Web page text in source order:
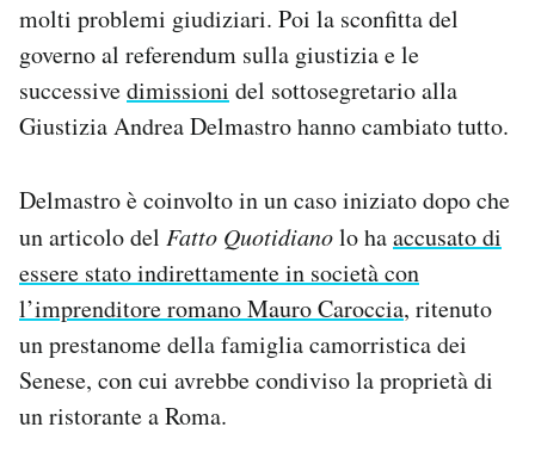
Regala il Post
Hai bisogno di aiuto?
Esci
molti problemi giudiziari. Poi la sconfitta del
governo al referendum sulla giustizia e le
successivedimissioni del sottosegretario alla
Giustizia Andrea Delmastro hanno cambiato tutto.
Delmastro è coinvolto in un caso iniziato dopo che
un articolo del Fatto Quotidianolo haaccusato di
essere stato indirettamente in società con
l’imprenditore romano Mauro Caroccia, ritenuto
un prestanome della famiglia camorristica dei
Senese, con cui avrebbe condiviso la proprietà di
un ristorante a Roma.